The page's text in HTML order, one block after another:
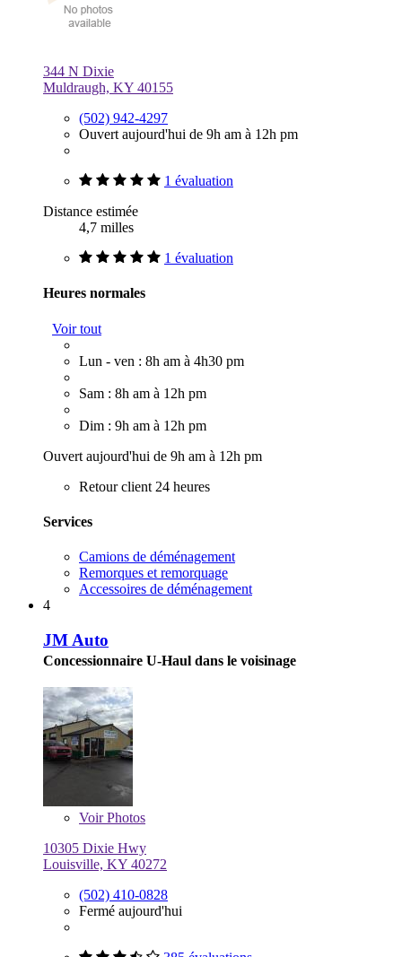
344 N Dixie
Muldraugh, KY 40155
(502) 942-4297
Ouvert aujourd'hui de 9h am à 12h pm
1 évaluation
Distance estimée
4,7 milles
1 évaluation
Heures normales
Voir tout
Lun - ven : 8h am à 4h30 pm
Sam : 8h am à 12h pm
Dim : 9h am à 12h pm
Ouvert aujourd'hui de 9h am à 12h pm
Retour client 24 heures
Services
Camions de déménagement
Remorques et remorquage
Accessoires de déménagement
4
JM Auto
Concessionnaire U-Haul dans le voisinage
VoirPhotos
10305 Dixie Hwy
Louisville, KY 40272
(502) 410-0828
Fermé aujourd'hui